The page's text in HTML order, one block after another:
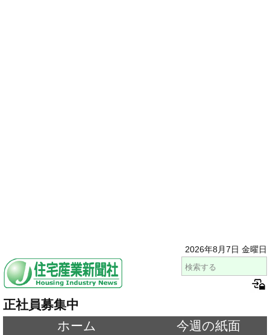
2026年8月7日 金曜日
正社員募集中
ホーム
今週の紙面